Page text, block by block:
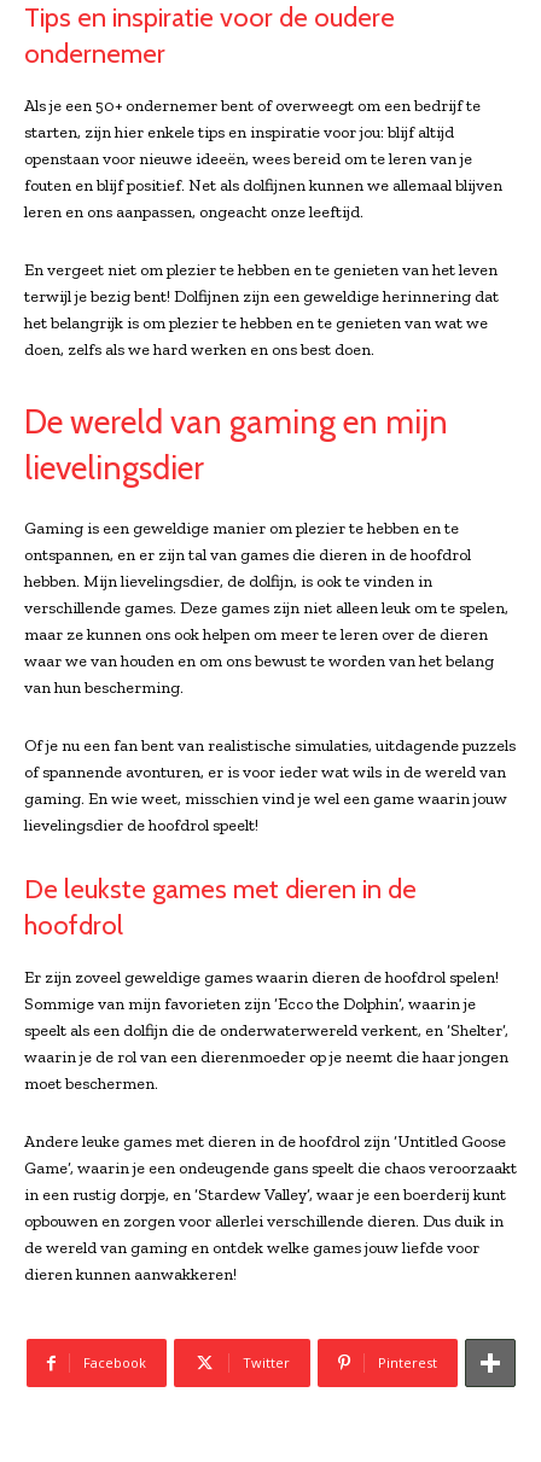
Tips en inspiratie voor de oudere
ondernemer
Als je een 50+ ondernemer bent of overweegt om een bedrijf te
starten, zijn hier enkele tips en inspiratie voor jou: blijf altijd
openstaan voor nieuwe ideeën, wees bereid om te leren van je
fouten en blijf positief. Net als dolfijnen kunnen we allemaal blijven
leren en ons aanpassen, ongeacht onze leeftijd.
En vergeet niet om plezier te hebben en te genieten van het leven
terwijl je bezig bent! Dolfijnen zijn een geweldige herinnering dat
het belangrijk is om plezier te hebben en te genieten van wat we
doen, zelfs als we hard werken en ons best doen.
De wereld van gaming en mijn
lievelingsdier
Gaming is een geweldige manier om plezier te hebben en te
ontspannen, en er zijn tal van games die dieren in de hoofdrol
hebben. Mijn lievelingsdier, de dolfijn, is ook te vinden in
verschillende games. Deze games zijn niet alleen leuk om te spelen,
maar ze kunnen ons ook helpen om meer te leren over de dieren
waar we van houden en om ons bewust te worden van het belang
van hun bescherming.
Of je nu een fan bent van realistische simulaties, uitdagende puzzels
of spannende avonturen, er is voor ieder wat wils in de wereld van
gaming. En wie weet, misschien vind je wel een game waarin jouw
lievelingsdier de hoofdrol speelt!
De leukste games met dieren in de
hoofdrol
Er zijn zoveel geweldige games waarin dieren de hoofdrol spelen!
Sommige van mijn favorieten zijn ‘Ecco the Dolphin’, waarin je
speelt als een dolfijn die de onderwaterwereld verkent, en ‘Shelter’,
waarin je de rol van een dierenmoeder op je neemt die haar jongen
moet beschermen.
Andere leuke games met dieren in de hoofdrol zijn ‘Untitled Goose
Game’, waarin je een ondeugende gans speelt die chaos veroorzaakt
in een rustig dorpje, en ‘Stardew Valley’, waar je een boerderij kunt
opbouwen en zorgen voor allerlei verschillende dieren. Dus duik in
de wereld van gaming en ontdek welke games jouw liefde voor
dieren kunnen aanwakkeren!
Facebook Twitter Pinterest